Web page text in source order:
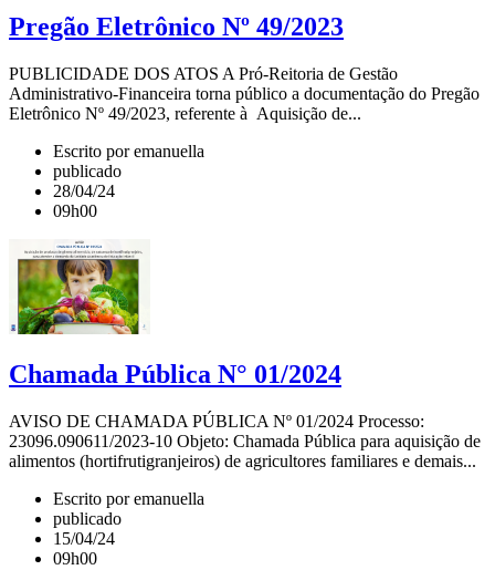
Pregão Eletrônico Nº 49/2023
PUBLICIDADE DOS ATOS A Pró-Reitoria de Gestão
Administrativo-Financeira torna público a documentação do Pregão
Eletrônico Nº 49/2023, referente à Aquisição de...
Escrito por emanuella
publicado
28/04/24
09h00
Chamada Pública N° 01/2024
AVISO DE CHAMADA PÚBLICA Nº 01/2024 Processo:
23096.090611/2023-10 Objeto: Chamada Pública para aquisição de
alimentos (hortifrutigranjeiros) de agricultores familiares e demais...
Escrito por emanuella
publicado
15/04/24
09h00